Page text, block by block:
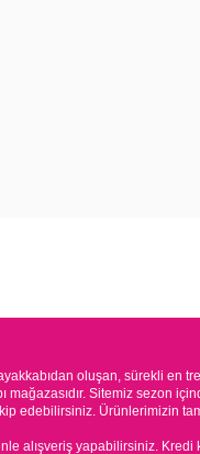
oluşan, sürekli en
mağazasıdır. Sitemiz sezon
edebilirsiniz. Ürünlerimizin
alışveriş yapabilirsiniz.